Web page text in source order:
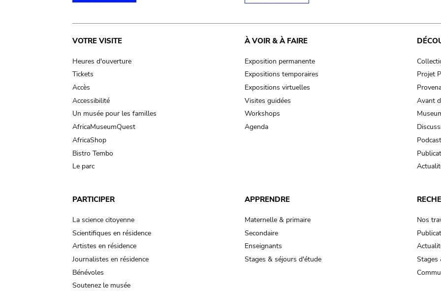
Main
navigation
VOTRE VISITE
Heures d'ouverture
Tickets
Accès
Accessibilité
Un musée pour les familles
AfricaMuseumQuest
AfricaShop
Bistro Tembo
Le parc
À VOIR & À FAIRE
Exposition permanente
Expositions temporaires
Expositions virtuelles
Visites guidées
Workshops
Agenda
Projet
Avant
PARTICIPER
La science citoyenne
Scientifiques en résidence
Artistes en résidence
Journalistes en résidence
Bénévoles
Soutenez le musée
APPRENDRE
Maternelle & primaire
Secondaire
Enseignants
Stages & séjours d'étude
Nos
Stages